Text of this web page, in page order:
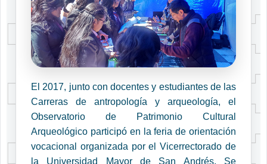
El 2017, junto con docentes y estudiantes de las
Carreras de antropología y arqueología, el
Observatorio de Patrimonio Cultural
Arqueológico participó en la feria de orientación
vocacional organizada por el Vicerrectorado de
la Universidad Mayor de San Andrés. Se